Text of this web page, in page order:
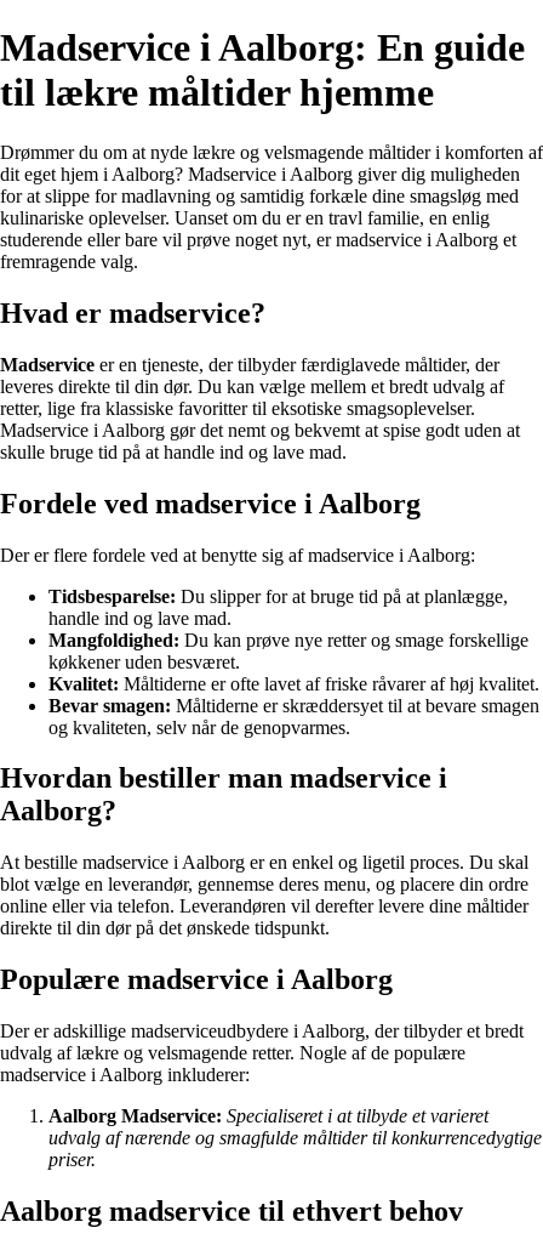
Madservice i Aalborg: En guide
til lækre måltider hjemme
Drømmer du om at nyde lækre og velsmagende måltider i komforten af
dit eget hjem i Aalborg? Madservice i Aalborg giver dig muligheden
for at slippe for madlavning og samtidig forkæle dine smagsløg med
kulinariske oplevelser. Uanset om du er en travl familie, en enlig
studerende eller bare vil prøve noget nyt, er madservice i Aalborg et
fremragende valg.
Hvad er madservice?
Madservice er en tjeneste, der tilbyder færdiglavede måltider, der
leveres direkte til din dør. Du kan vælge mellem et bredt udvalg af
retter, lige fra klassiske favoritter til eksotiske smagsoplevelser.
Madservice i Aalborg gør det nemt og bekvemt at spise godt uden at
skulle bruge tid på at handle ind og lave mad.
Fordele ved madservice i Aalborg
Der er flere fordele ved at benytte sig af madservice i Aalborg:
Tidsbesparelse: Du slipper for at bruge tid på at planlægge,
handle ind og lave mad.
Mangfoldighed: Du kan prøve nye retter og smage forskellige
køkkener uden besværet.
Kvalitet: Måltiderne er ofte lavet af friske råvarer af høj kvalitet.
Bevar smagen: Måltiderne er skræddersyet til at bevare smagen
og kvaliteten, selv når de genopvarmes.
Hvordan bestiller man madservice i
Aalborg?
At bestille madservice i Aalborg er en enkel og ligetil proces. Du skal
blot vælge en leverandør, gennemse deres menu, og placere din ordre
online eller via telefon. Leverandøren vil derefter levere dine måltider
direkte til din dør på det ønskede tidspunkt.
Populære madservice i Aalborg
Der er adskillige madserviceudbydere i Aalborg, der tilbyder et bredt
udvalg af lækre og velsmagende retter. Nogle af de populære
madservice i Aalborg inkluderer:
Aalborg Madservice: Specialiseret i at tilbyde et varieret
udvalg af nærende og smagfulde måltider til konkurrencedygtige
priser.
Aalborg madservice til ethvert behov